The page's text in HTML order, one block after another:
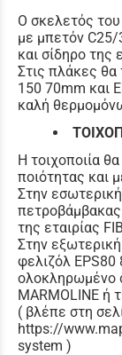
Ο σκελετός του
με μπετόν C25/
και σίδηρο
Στις πλάκες θα
150 70mm και
καλή
Η τοιχοποιία
ποιότητας και
Στην
πετροβάμβακας
της εταιρίας
Στην
φελιζόλ EPS80
ολοκληρωμένο
MARMOLINE ή
( βλέπε στη
https://
system )